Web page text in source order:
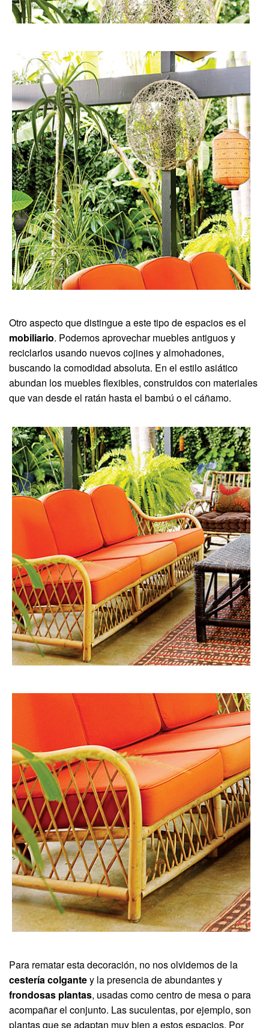
Otro aspecto que distingue a este tipo de espacios es el
mobiliario. Podemos aprovechar muebles antiguos y
reciclarlos usando nuevos cojines y almohadones,
buscando la comodidad absoluta. En el estilo asiático
abundan los muebles flexibles, construidos con materiales
que van desde el ratán hasta el bambú o el cáñamo.
Para rematar esta decoración, no nos olvidemos de la
cestería colgantey la presencia de abundantes y
frondosas plantas, usadas como centro de mesa o para
acompañar el conjunto. Las suculentas, por ejemplo, son
plantas que se adaptan muy bien a estos espacios. Por